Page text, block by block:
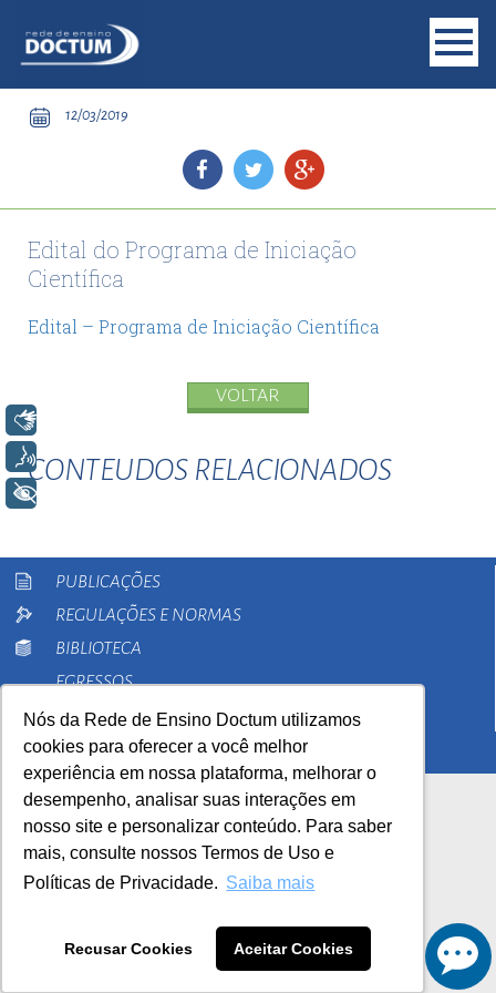
Nós da Rede de Ensino Doctum utilizamos
cookies para oferecer a você melhor
experiência em nossa plataforma, melhorar o
desempenho, analisar suas interações em
nosso site e personalizar conteúdo. Para saber
mais, consulte nossos Termos de Uso e
Políticas de Privacidade. Saiba mais
Recusar Cookies Aceitar Cookies
12/03/2019
Edital do Programa de Iniciação
Científica
Edital – Programa de Iniciação Científica
VOLTAR
CONTEUDOS RELACIONADOS
PUBLICAÇÕES
REGULAÇÕES E NORMAS
BIBLIOTECA
EGRESSOS
PESQUISA
EXTENSÃO
AutoAvaliação Institucional
0800 033 1100
Voz